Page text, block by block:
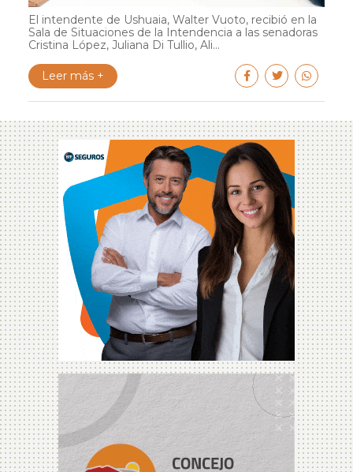
El intendente de Ushuaia, Walter Vuoto, recibió en la
Sala de Situaciones de la Intendencia a las senadoras
Cristina López, Juliana Di Tullio, Ali...
Leer más +